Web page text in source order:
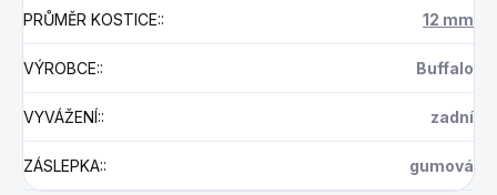
PRŮMĚR KOSTICE:: 12 mm
VÝROBCE:: Buffalo
VYVÁŽENÍ:: zadní
ZÁSLEPKA:: gumová